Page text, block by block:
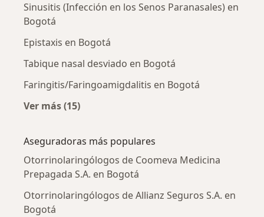
Sinusitis (Infección en los Senos Paranasales) en
Bogotá
Epistaxis en Bogotá
Tabique nasal desviado en Bogotá
Faringitis/Faringoamigdalitis en Bogotá
Ver más (15)
Aseguradoras más populares
Otorrinolaringólogos de Coomeva Medicina
Prepagada S.A. en Bogotá
Otorrinolaringólogos de Allianz Seguros S.A. en
Bogotá